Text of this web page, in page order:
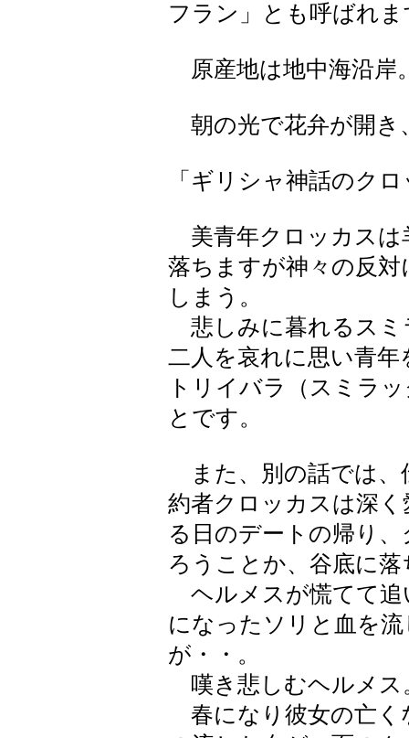
フラン」とも呼ばれま
原産地は地中海沿岸
朝の光で花弁が開き
「ギリシャ神話のク
美青年クロッカスは
落ちますが神々の反
しまう。
悲しみに暮れるスミ
二人を哀れに思い青
トリイバラ（スミラ
とです。
また、別の話では、
約者クロッカスは深
る日のデートの帰り
ろうことか、谷底に
ヘルメスが慌てて追
になったソリと血を
が・・。
嘆き悲しむヘルメス
春になり彼女の亡く